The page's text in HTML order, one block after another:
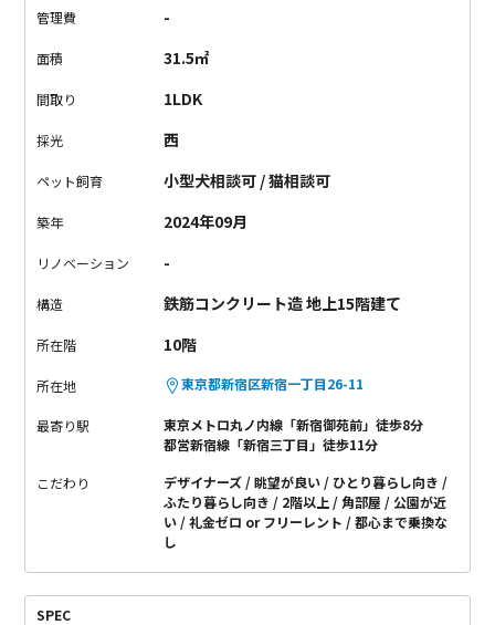
い！）室内設備も大充実。一度味をしめたら他の部屋には住め
部間取りが異なるので、お気に入りの1室をお選びください。
ントランスには、オシャレな螺旋階段が。
い、そんな時に大活躍。
なりませんか。
お問い合わせお待ちしております。
管理費 -
面積 31.5㎡
間取り 1LDK
採光 西
ペット飼育 小型犬相談可 / 猫相談可
築年 2024年09月
リノベーション -
構造 鉄筋コンクリート造 地上15階建て
所在階 10階
所在地 東京都新宿区新宿一丁目26-11
最寄り駅
東京メトロ丸ノ内線「新宿御苑前」徒歩8分
都営新宿線「新宿三丁目」徒歩11分
こだわり デザイナーズ 眺望が良い
ひとり暮らし向き
ふたり暮らし向き
2階以上 角部屋
公園が近
い
礼金ゼロ or フリーレント
都心まで乗換な
し
SPEC